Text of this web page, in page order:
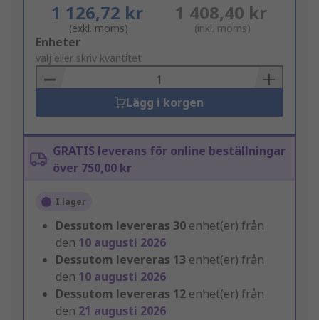
1 126,72 kr
(exkl. moms)
1 408,40 kr
(inkl. moms)
Add
to
Basket
Enheter
välj eller skriv kvantitet
Lägg i korgen
GRATIS leverans för online beställningar
över 750,00 kr
I lager
Dessutom levereras 30 enhet(er) från
den 10 augusti 2026
Dessutom levereras 13 enhet(er) från
den 10 augusti 2026
Dessutom levereras 12 enhet(er) från
den 21 augusti 2026